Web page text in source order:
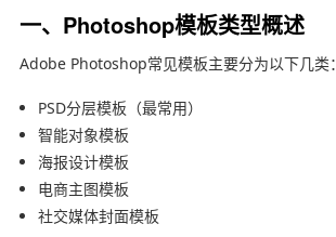
一、Photoshop模板类型概述
Adobe Photoshop常见模板主要分为以下几类：
PSD分层模板（最常用）
智能对象模板
海报设计模板
电商主图模板
社交媒体封面模板